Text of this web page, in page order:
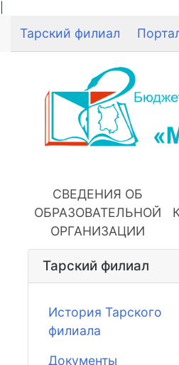
Тарский филиал
СВЕДЕНИЯ ОБ
ОБРАЗОВАТЕЛЬНОЙ
ОРГАНИЗАЦИИ
Тарский филиал
История Тарского
филиала
Документы